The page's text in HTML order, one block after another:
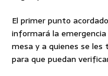
El primer punto
informará la
mesa y a quienes se
para que puedan